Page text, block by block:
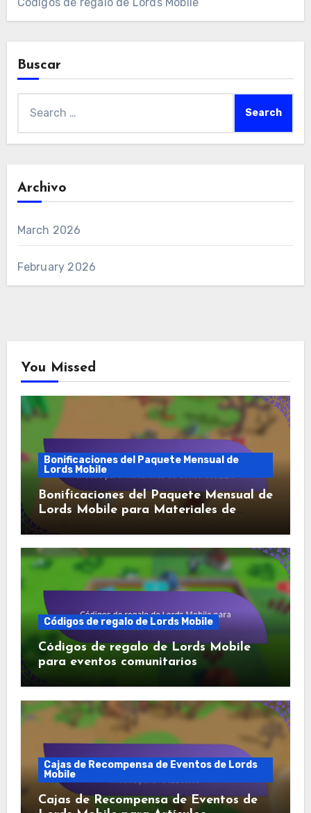
Buscar
Archivo
March 2026
February 2026
You Missed
Bonificaciones del Paquete Mensual de
Lords Mobile
Bonificaciones del Paquete Mensual de
Lords Mobile para Materiales de
Construcción
Códigos de regalo de Lords Mobile
Códigos de regalo de Lords Mobile
para eventos comunitarios
Cajas de Recompensa de Eventos de Lords
Mobile
Cajas de Recompensa de Eventos de